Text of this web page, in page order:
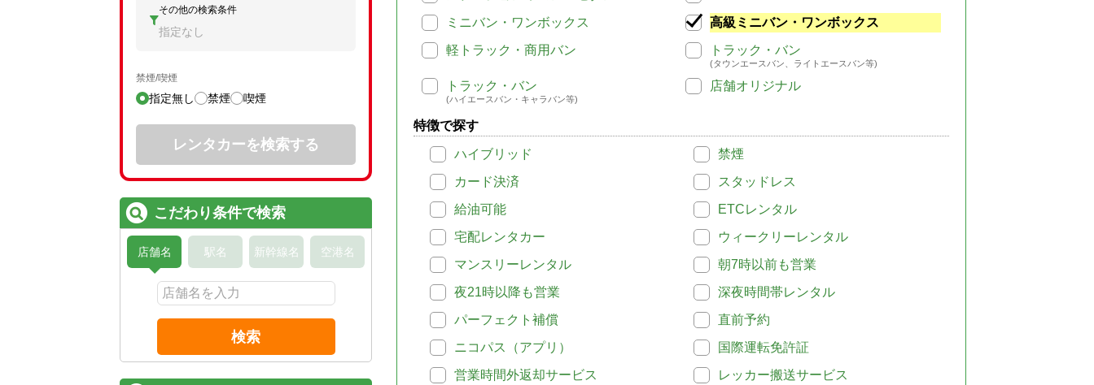
ミニバン・ワンボックス
高級ミニバン・ワンボックス
軽トラック・商用バン
トラック・バン
(タウンエースバン、ライトエースバン等)
トラック・バン
(ハイエースバン・キャラバン等)
店舗オリジナル
特徴で探す
ハイブリッド
禁煙
カード決済
スタッドレス
給油可能
ETCレンタル
宅配レンタカー
ウィークリーレンタル
マンスリーレンタル
朝7時以前も営業
夜21時以降も営業
深夜時間帯レンタル
パーフェクト補償
直前予約
ニコパス（アプリ）
国際運転免許証
営業時間外返却サービス
レッカー搬送サービス
その他の検索条件
指定なし
禁煙/喫煙
指定無し 禁煙 喫煙
レンタカーを検索する
こだわり条件で検索
店舗名 駅名 新幹線名 空港名
検索